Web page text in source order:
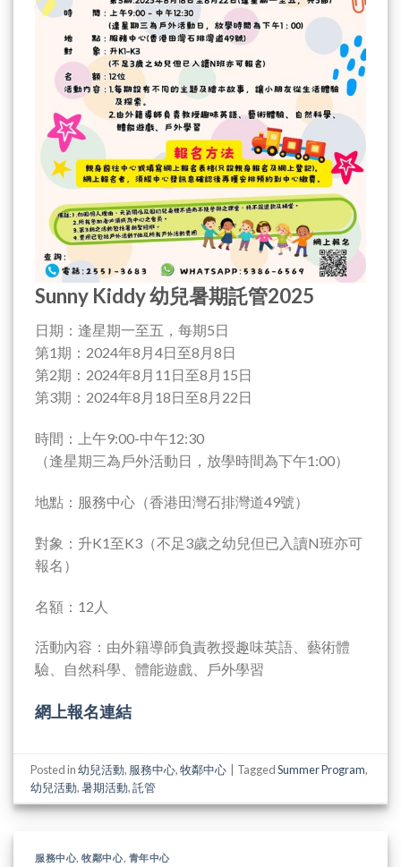
Sunny Kiddy 幼兒暑期託管2025
日期：逢星期一至五，每期5日
第1期：2024年8月4日至8月8日
第2期：2024年8月11日至8月15日
第3期：2024年8月18日至8月22日
時間：上午9:00-中午12:30
（逢星期三為戶外活動日，放學時間為下午1:00）
地點：服務中心（香港田灣石排灣道49號）
對象：升K1至K3（不足3歲之幼兒但已入讀N班亦可
報名）
名額：12人
活動內容：由外籍導師負責教授趣味英語、藝術體
驗、自然科學、體能遊戲、戶外學習
網上報名連結
Posted in幼兒活動, 服務中心,牧鄰中心 | TaggedSummer Program,
幼兒活動,暑期活動,託管
服務中心,牧鄰中心, 青年中心